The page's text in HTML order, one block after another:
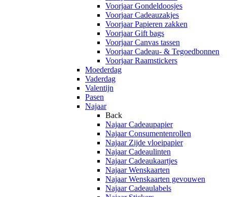
Voorjaar Gondeldoosjes
Voorjaar Cadeauzakjes
Voorjaar Papieren zakken
Voorjaar Gift bags
Voorjaar Canvas tassen
Voorjaar Cadeau- & Tegoedbonnen
Voorjaar Raamstickers
Moederdag
Vaderdag
Valentijn
Pasen
Najaar
Back
Najaar Cadeaupapier
Najaar Consumentenrollen
Najaar Zijde vloeipapier
Najaar Cadeaulinten
Najaar Cadeaukaartjes
Najaar Wenskaarten
Najaar Wenskaarten gevouwen
Najaar Cadeaulabels